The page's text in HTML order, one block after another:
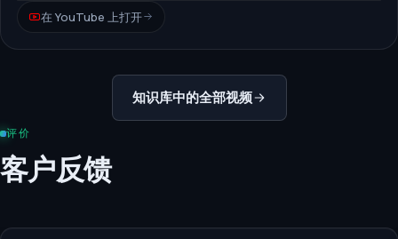
在 YouTube 上打开
知识库中的全部视频
评价
客户反馈